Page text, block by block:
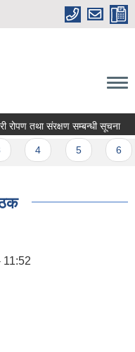
तथा संरक्षण सम्बन्धी सूचना
11:52